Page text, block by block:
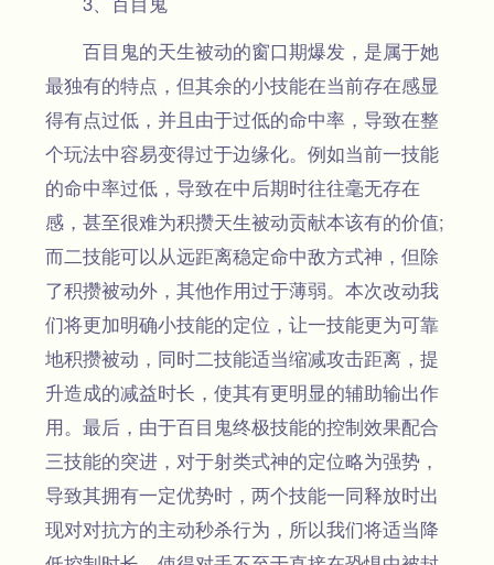
百目鬼的天生被动的窗口期爆发，是属于她
最独有的特点，但其余的小技能在当前存在感显
得有点过低，并且由于过低的命中率，导致在整
个玩法中容易变得过于边缘化。例如当前一技能
的命中率过低，导致在中后期时往往毫无存在
感，甚至很难为积攒天生被动贡献本该有的价值;
而二技能可以从远距离稳定命中敌方式神，但除
了积攒被动外，其他作用过于薄弱。本次改动我
们将更加明确小技能的定位，让一技能更为可靠
地积攒被动，同时二技能适当缩减攻击距离，提
升造成的减益时长，使其有更明显的辅助输出作
用。最后，由于百目鬼终极技能的控制效果配合
三技能的突进，对于射类式神的定位略为强势，
导致其拥有一定优势时，两个技能一同释放时出
现对对抗方的主动秒杀行为，所以我们将适当降